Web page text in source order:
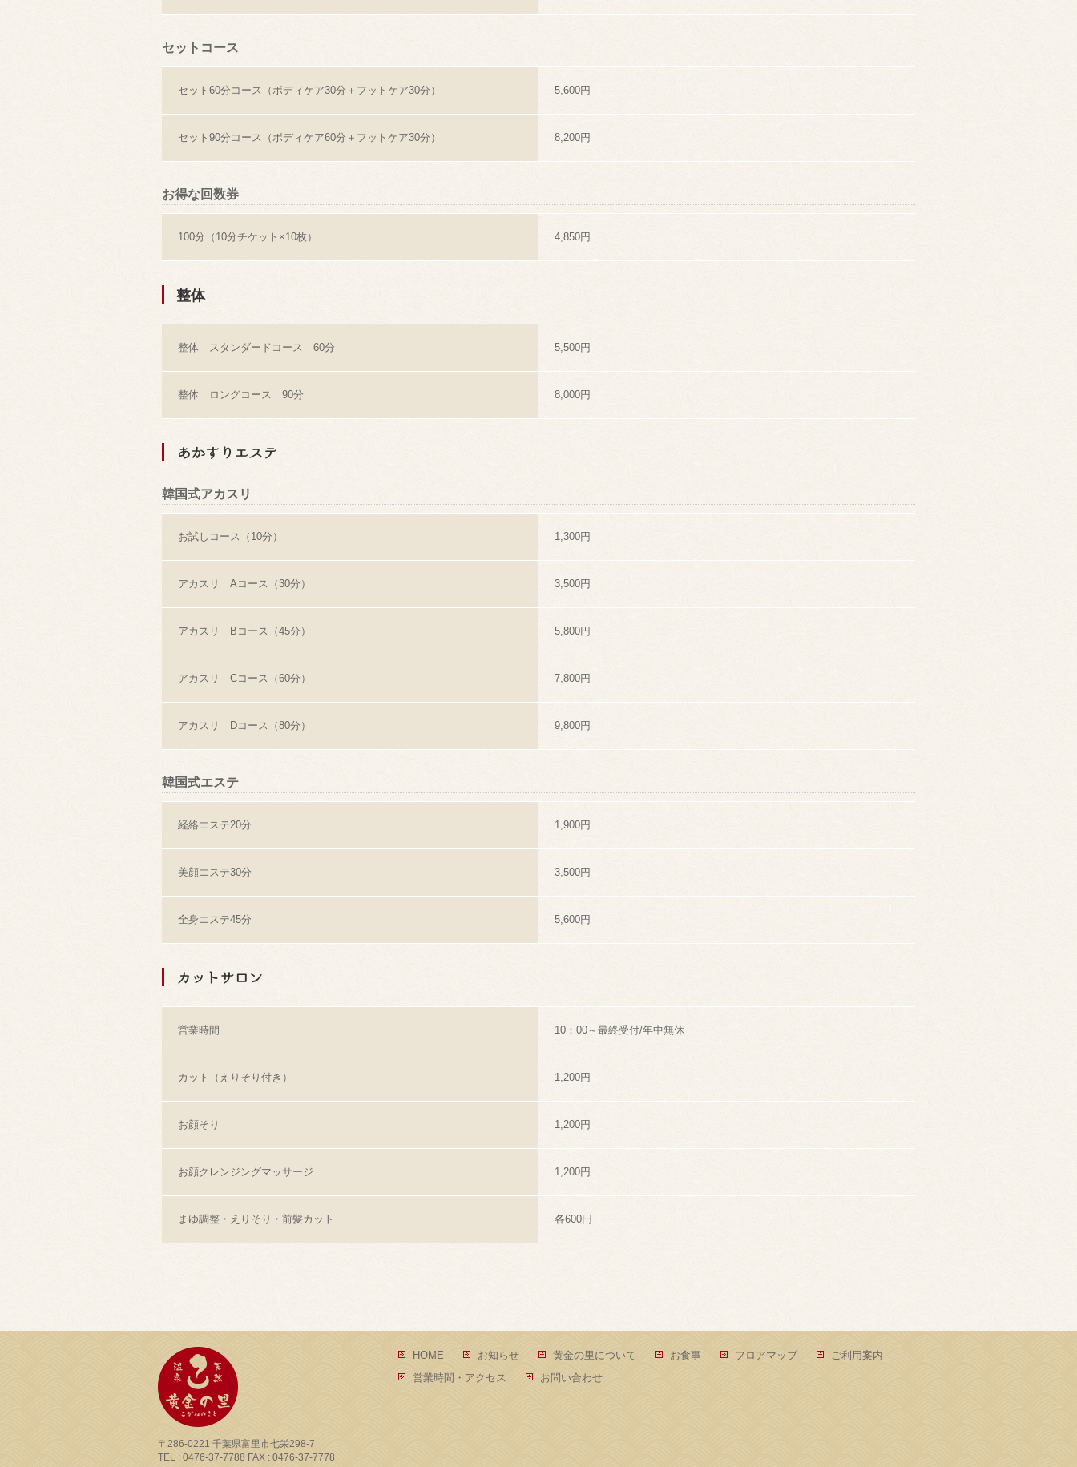
セットコース
セット60分コース（ボディケア30分＋フットケア30分） 5,600円
セット90分コース（ボディケア60分＋フットケア30分） 8,200円
お得な回数券
100分（10分チケット×10枚） 4,850円
整体
整体 スタンダードコース 60分 5,500円
整体 ロングコース 90分 8,000円
あかすりエステ
韓国式アカスリ
お試しコース（10分） 1,300円
アカスリ Aコース（30分） 3,500円
アカスリ Bコース（45分） 5,800円
アカスリ Cコース（60分） 7,800円
アカスリ Dコース（80分） 9,800円
韓国式エステ
経絡エステ20分 1,900円
美顔エステ30分 3,500円
全身エステ45分 5,600円
カットサロン
営業時間 10：00～最終受付/年中無休
カット（えりそり付き） 1,200円
お顔そり 1,200円
お顔クレンジングマッサージ 1,200円
まゆ調整・えりそり・前髪カット 各600円
〒286-0221 千葉県富里市七栄298-7
TEL : 0476-37-7788 FAX : 0476-37-7778
HOME お知らせ 黄金の里について お食事 フロアマップ
ご利用案内
営業時間・アクセス
お問い合わせ